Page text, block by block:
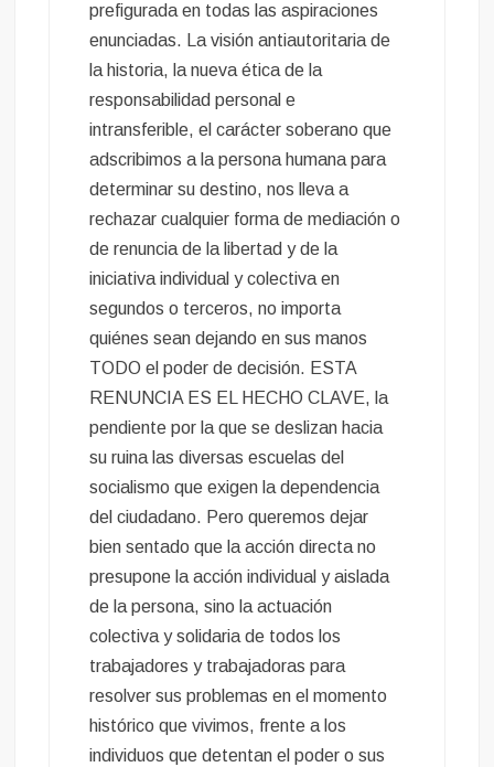
prefigurada en todas las aspiraciones
enunciadas. La visión antiautoritaria de
la historia, la nueva ética de la
responsabilidad personal e
intransferible, el carácter soberano que
adscribimos a la persona humana para
determinar su destino, nos lleva a
rechazar cualquier forma de mediación o
de renuncia de la libertad y de la
iniciativa individual y colectiva en
segundos o terceros, no importa
quiénes sean dejando en sus manos
TODO el poder de decisión. ESTA
RENUNCIA ES EL HECHO CLAVE, la
pendiente por la que se deslizan hacia
su ruina las diversas escuelas del
socialismo que exigen la dependencia
del ciudadano. Pero queremos dejar
bien sentado que la acción directa no
presupone la acción individual y aislada
de la persona, sino la actuación
colectiva y solidaria de todos los
trabajadores y trabajadoras para
resolver sus problemas en el momento
histórico que vivimos, frente a los
individuos que detentan el poder o sus